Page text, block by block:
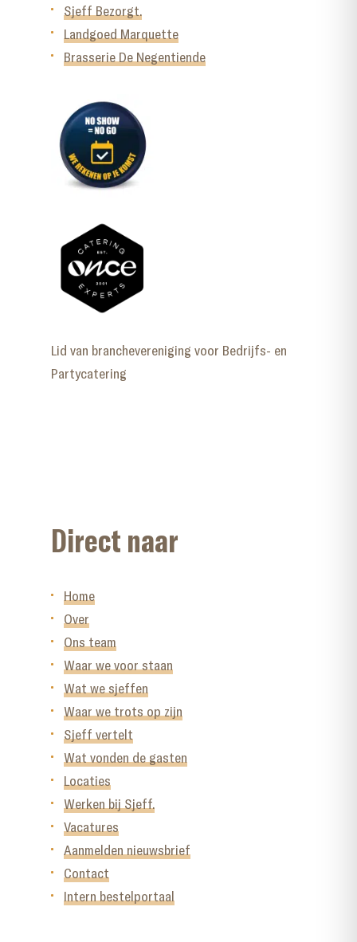
Sjeff Bezorgt.
Landgoed Marquette
Brasserie De Negentiende
Lid van branchevereniging voor Bedrijfs- en
Partycatering
Direct naar
Home
Over
Ons team
Waar we voor staan
Wat we sjeffen
Waar we trots op zijn
Sjeff vertelt
Wat vonden de gasten
Locaties
Werken bij Sjeff.
Vacatures
Aanmelden nieuwsbrief
Contact
Intern bestelportaal